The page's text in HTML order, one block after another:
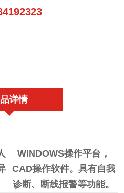
详情
WINDOWS操作平台，
CAD操作软件。具有自我
诊断、断线报警等功能。